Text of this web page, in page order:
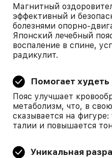
Магнитный
эффективный и
болезнями опорно-
Японский лечебный
воспаление в спине,
радикулит.
Помогает худеть
Пояс улучшает
метаболизм, что, в
сказывается на
талии и повышается
Уникальная